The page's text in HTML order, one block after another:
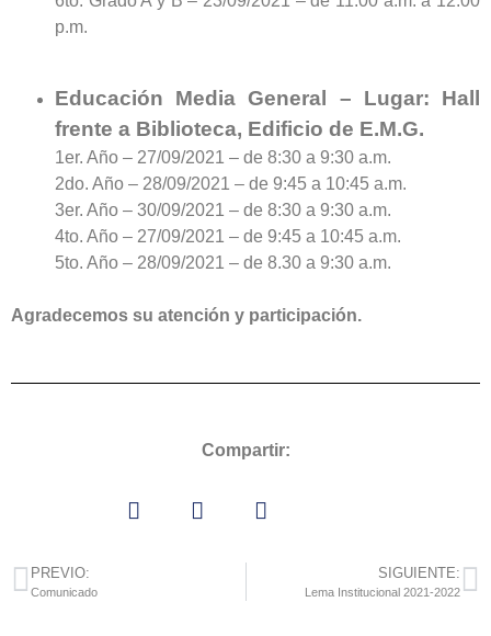
p.m.
Educación Media General – Lugar: Hall
frente a Biblioteca, Edificio de E.M.G.
1er. Año – 27/09/2021 – de 8:30 a 9:30 a.m.
2do. Año – 28/09/2021 – de 9:45 a 10:45 a.m.
3er. Año – 30/09/2021 – de 8:30 a 9:30 a.m.
4to. Año – 27/09/2021 – de 9:45 a 10:45 a.m.
5to. Año – 28/09/2021 – de 8.30 a 9:30 a.m.
Agradecemos su atención y participación.
Compartir:
PREVIO:
Comunicado
SIGUIENTE:
Lema Institucional 2021-2022